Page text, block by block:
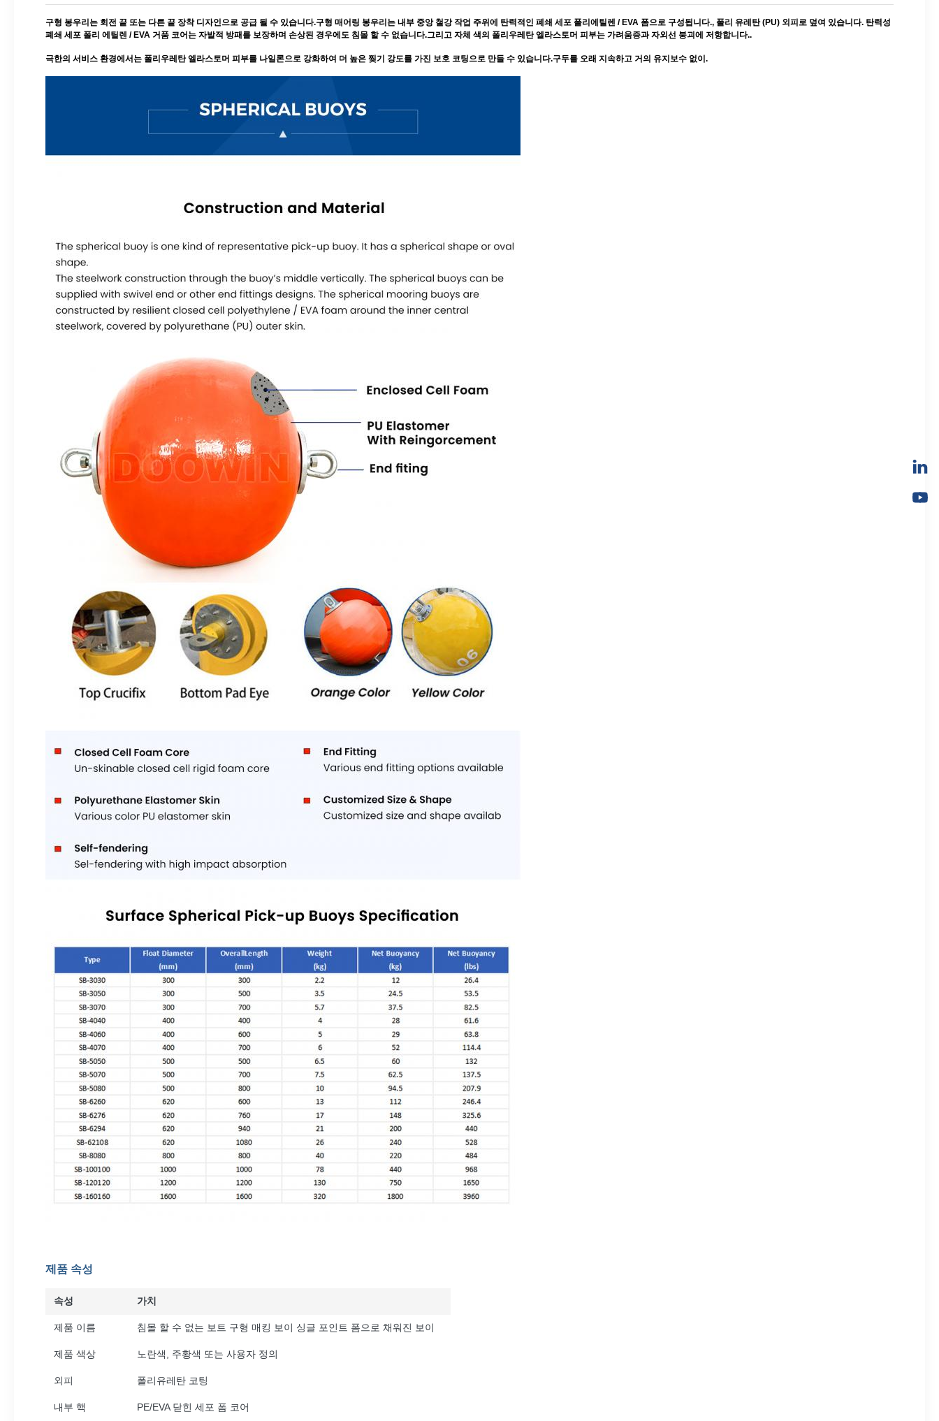
구형 봉우리는 회전 끝 또는 다른 끝 장착 디자인으로 공급 될 수 있습니다.구형 매어링 봉우리는 내부 중앙 철강 작업 주위에 탄력적인 폐쇄 세포 폴리에틸렌 / EVA 폼으로 구성됩니다., 폴리 유레탄 (PU) 외피로 덮여 있습니다. 탄력성
폐쇄 세포 폴리 에틸렌 / EVA 거품 코어는 자발적 방패를 보장하며 손상된 경우에도 침몰 할 수 없습니다.그리고 자체 색의 폴리우레탄 엘라스토머 피부는 가려움증과 자외선 붕괴에 저항합니다..
극한의 서비스 환경에서는 폴리우레탄 엘라스토머 피부를 나일론으로 강화하여 더 높은 찢기 강도를 가진 보호 코팅으로 만들 수 있습니다.구두를 오래 지속하고 거의 유지보수 없이.
제품 속성
속성 가치
제품 이름 침몰 할 수 없는 보트 구형 매킹 보이 싱글 포인트 폼으로 채워진 보이
제품 색상 노란색, 주황색 또는 사용자 정의
외피 폴리유레탄 코팅
내부 핵 PE/EVA 닫힌 세포 폼 코어